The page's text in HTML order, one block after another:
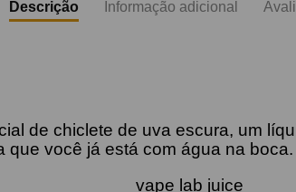
Descrição Informação adicional
de chiclete de uva escura, um
que você já está com água na boca.